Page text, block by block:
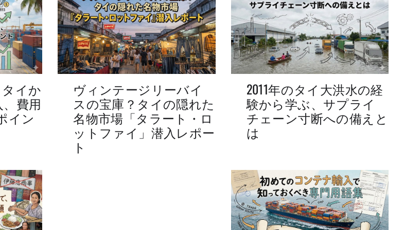
タイか
費用
イン
ヴィンテージリーバイ
スの宝庫？タイの隠れた
名物市場「タラート・ロ
ットファイ」潜入レポー
ト
2011年のタイ大洪水の経
験から学ぶ、サプライ
チェーン寸断への備えと
は